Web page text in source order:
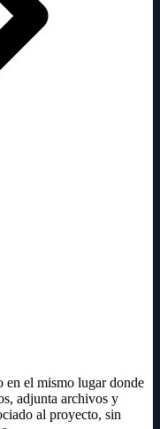
en el mismo lugar donde
adjunta archivos y
al proyecto, sin